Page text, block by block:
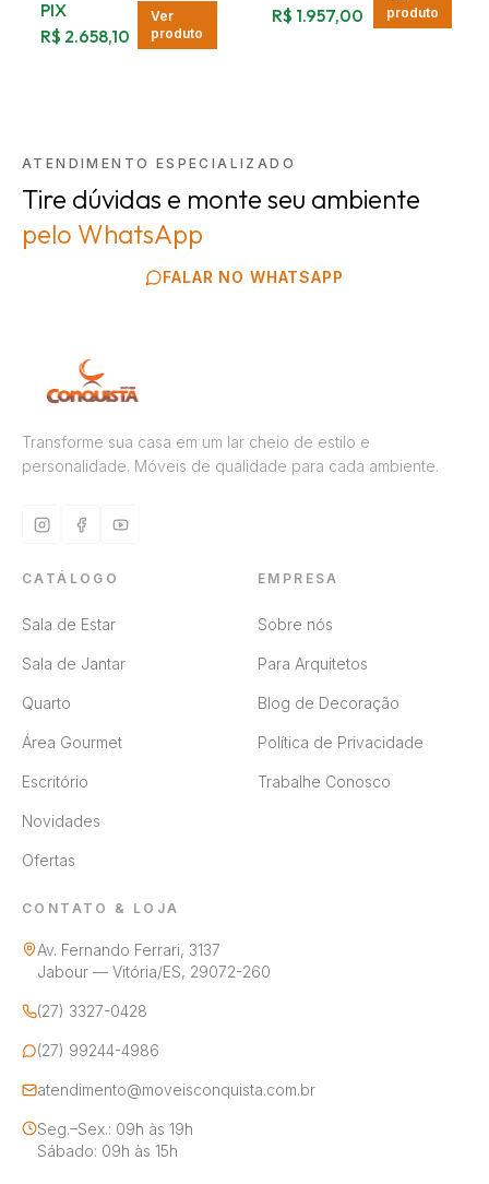
PIX
R$ 2.658,10
Ver
produto
R$ 1.957,00
produto
ATENDIMENTO ESPECIALIZADO
Tire dúvidas e monte seu ambiente
pelo WhatsApp
FALAR NO WHATSAPP
Transforme sua casa em um lar cheio de estilo e
personalidade. Móveis de qualidade para cada ambiente.
CATÁLOGO
Sala de Estar
Sala de Jantar
Quarto
Área Gourmet
Escritório
Novidades
Ofertas
EMPRESA
Sobre nós
Para Arquitetos
Blog de Decoração
Política de Privacidade
Trabalhe Conosco
CONTATO & LOJA
Av. Fernando Ferrari, 3137
Jabour — Vitória/ES, 29072-260
(27) 3327-0428
(27) 99244-4986
atendimento@moveisconquista.com.br
Seg.–Sex.: 09h às 19h
Sábado: 09h às 15h